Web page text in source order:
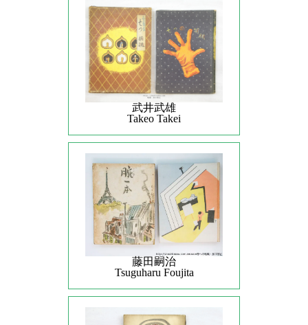
武井武雄
Takeo Takei
藤田嗣治
Tsuguharu Foujita